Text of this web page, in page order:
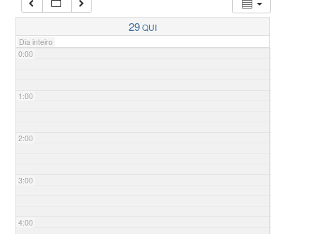
29QUI
Dia inteiro
0:00
1:00
2:00
3:00
4:00